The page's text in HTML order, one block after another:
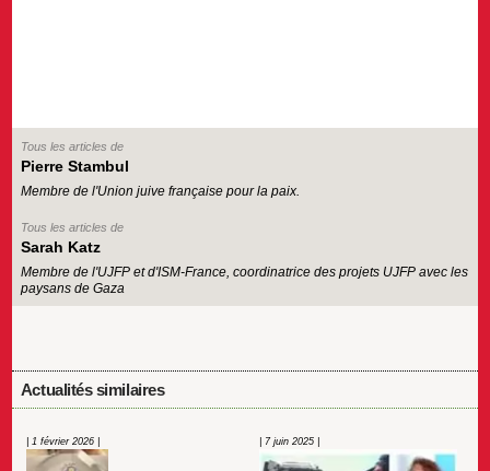
Tous les articles de
Pierre Stambul
Membre de l'Union juive française pour la paix.
Tous les articles de
Sarah Katz
Membre de l'UJFP et d'ISM-France, coordinatrice des projets UJFP avec les
paysans de Gaza
Actualités similaires
| 1 février 2026 | | 7 juin 2025 |